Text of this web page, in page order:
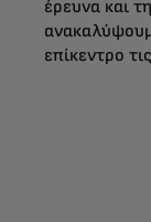
έρευνα και
επίκεντρο